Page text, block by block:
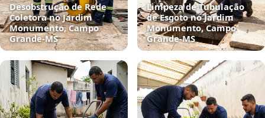
Desobstrução de Rede
Coletora no Jardim
Monumento, Campo
Grande‑MS
Limpeza de Tubulação
de Esgoto no Jardim
Monumento, Campo
Grande‑MS